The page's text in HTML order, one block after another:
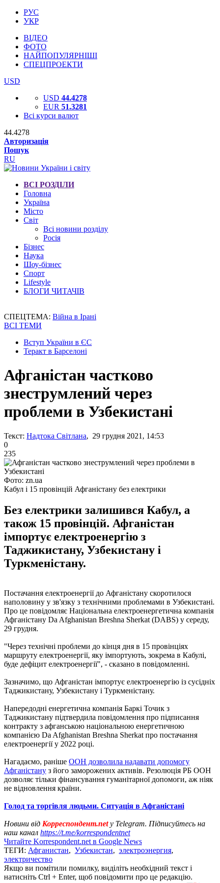
РУС
УКР
ВІДЕО
ФОТО
НАЙПОПУЛЯРНІШІ
СПЕЦПРОЕКТИ
USD
USD 44.4278
EUR 51.3281
Всі курси валют
44.4278
Авторизація
Пошук
RU
ВСІ РОЗДІЛИ
Головна
Україна
Місто
Світ
Всі новини розділу
Росія
Бізнес
Наука
Шоу-бізнес
Спорт
Lifestyle
БЛОГИ ЧИТАЧІВ
СПЕЦТЕМА: Війна в Ірані
ВСІ ТЕМИ
Вступ України в ЄС
Теракт в Барселоні
Афганістан частково
знеструмлений через
проблеми в Узбекистані
Текст: Надтока Світлана, 29 грудня 2021, 14:53
0
235
Фото: zn.ua
Кабул і 15 провінцій Афганістану без електрики
Без електрики залишився Кабул, а
також 15 провінцій. Афганістан
імпортує електроенергію з
Таджикистану, Узбекистану і
Туркменістану.
Постачання електроенергії до Афганістану скоротилося
наполовину у зв'язку з технічними проблемами в Узбекистані.
Про це повідомляє Національна електроенергетична компанія
Афганістану Da Afghanistan Breshna Sherkat (DABS) у середу,
29 грудня.
"Через технічні проблеми до кінця дня в 15 провінціях
маршруту електроенергії, яку імпортують, зокрема в Кабулі,
буде дефіцит електроенергії", - сказано в повідомленні.
Зазначимо, що Афганістан імпортує електроенергію із сусідніх
Таджикистану, Узбекистану і Туркменістану.
Напередодні енергетична компанія Баркі Точик з
Таджикистану підтвердила повідомлення про підписання
контракту з афганською національною енергетичною
компанією Da Afghanistan Breshna Sherkat про постачання
електроенергії у 2022 році.
Нагадаємо, раніше ООН дозволила надавати допомогу
Афганістану з його заморожених активів. Резолюція РБ ООН
дозволяє тільки фінансування гуманітарної допомоги, аж ніяк
не відновлення країни.
Голод та торгівля людьми. Ситуація в Афганістані
Новини від Корреспондент.netу Telegram. Підписуйтесь на
наш канал https://t.me/korrespondentnet
Читайте Korrespondent.net в Google News
ТЕГИ: Афганистан, Узбекистан, электроэнергия,
электричество
Якщо ви помітили помилку, виділіть необхідний текст і
натисніть Ctrl + Enter, щоб повідомити про це редакцію.